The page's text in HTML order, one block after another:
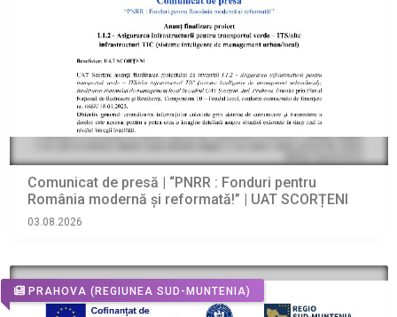
Comunicat de presă | “PNRR : Fonduri pentru
România modernă şi reformată!” | UAT SCORȚENI
03.08.2026
PRAHOVA (REGIUNEA SUD-MUNTENIA)